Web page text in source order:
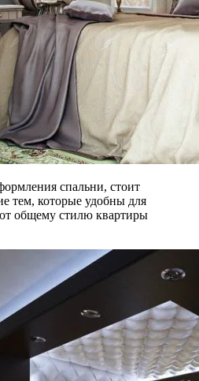
спальни, стоит
тем, которые удобны для
общему стилю квартиры